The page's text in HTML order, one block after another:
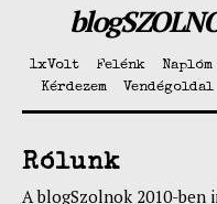
1xVolt Felénk Naplóm
Kérdezem
Vendégoldal
Rólunk
A blogSzolnok 2010-